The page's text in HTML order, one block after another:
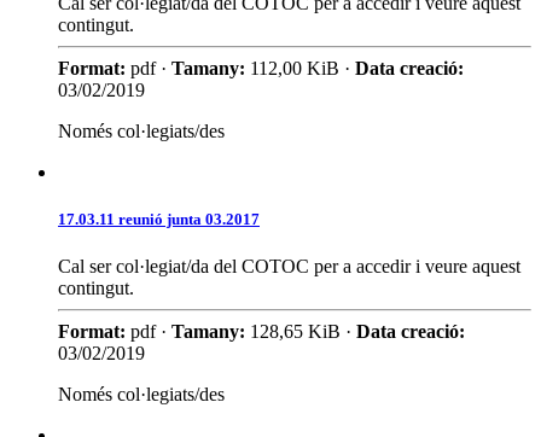
contingut.
Format: pdf · Tamany: 112,00 KiB · Data creació:
03/02/2019
Només col·legiats/des
17.03.11 reunió junta 03.2017
Cal ser col·legiat/da del COTOC per a accedir i veure aquest
contingut.
Format: pdf · Tamany: 128,65 KiB · Data creació:
03/02/2019
Només col·legiats/des